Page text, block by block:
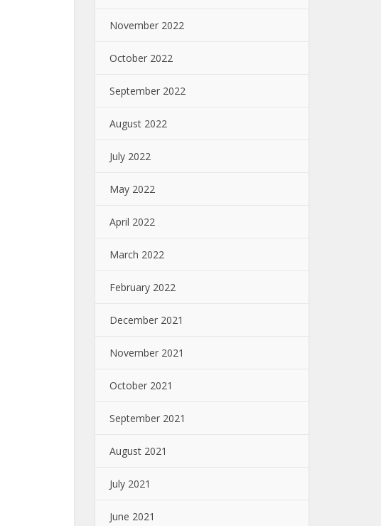
November 2022
October 2022
September 2022
August 2022
July 2022
May 2022
April 2022
March 2022
February 2022
December 2021
November 2021
October 2021
September 2021
August 2021
July 2021
June 2021